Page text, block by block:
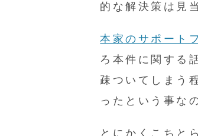
的な解決策は見
本家のサポート
ろ本件に関する
疎ついてしまう
ったという事な
とにかくこちと